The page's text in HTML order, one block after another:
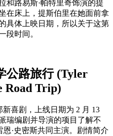
和路易斯·帕特里奇饰演的提
在床上，提斯伯里在她面前拿
具体上映日期，所以关于这第
段时间。
公路旅行 (Tyler
Road Trip)
喜剧，上线日期为 2 月 13
瑞编剧并导演的项目了解不
恩·史密斯共同主演。剧情简介